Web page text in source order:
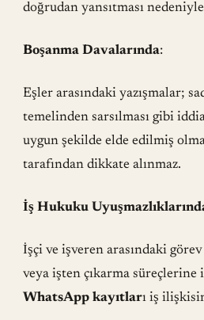
doğrudan yansıtması
Boşanma Davalarında:
Eşler arasındaki yazışmalar;
temelinden sarsılması gibi
uygun şekilde elde edilmiş
tarafından dikkate alınmaz.
İş Hukuku
İşçi ve işveren arasındaki
veya işten çıkarma
WhatsApp kayıtları iş